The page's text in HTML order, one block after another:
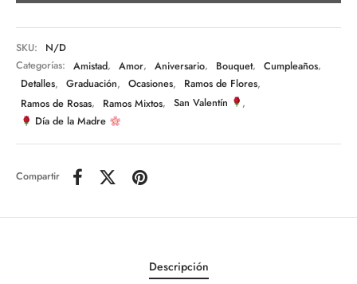
SKU:
N/D
Categorías:
Amistad, Amor, Aniversario, Bouquet, Cumpleaños,
Detalles, Graduación, Ocasiones, Ramos de Flores,
Ramos de Rosas, Ramos Mixtos, San Valentín
,
Día de la Madre
Compartir
Descripción